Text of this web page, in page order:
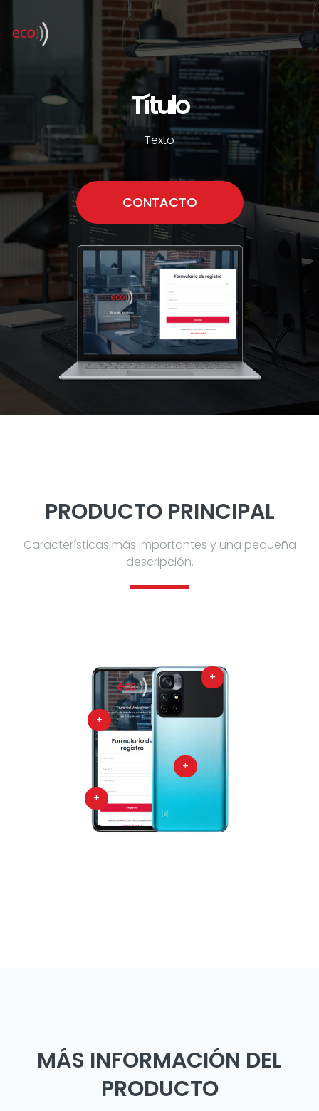
Título
Texto
CONTACTO
PRODUCTO PRINCIPAL
Características más importantes y una pequeña
descripción.
+
+
+
+
MÁS INFORMACIÓN DEL
PRODUCTO